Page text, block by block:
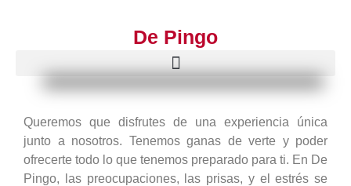
De Pingo
Queremos que disfrutes de una experiencia única
junto a nosotros. Tenemos ganas de verte y poder
ofrecerte todo lo que tenemos preparado para ti. En De
Pingo, las preocupaciones, las prisas, y el estrés se